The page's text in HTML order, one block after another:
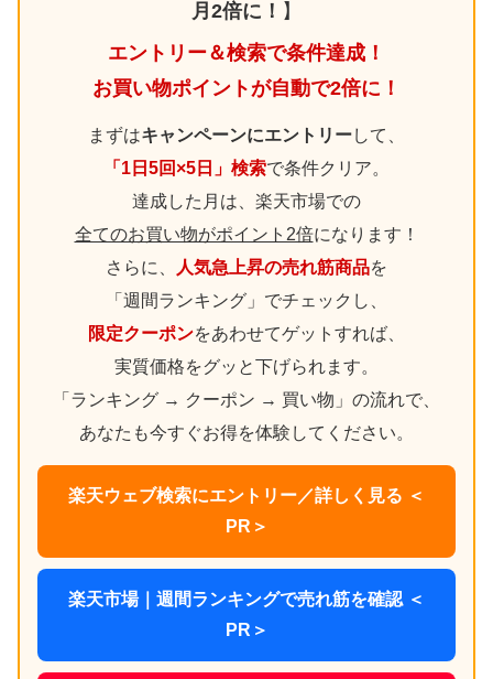
月2倍に！ 】
エントリー＆検索で条件達成！
お買い物ポイントが自動で2倍に！
まずはキャンペーンにエントリーして、
「1日5回×5日」検索で条件クリア。
達成した月は、楽天市場での
全てのお買い物がポイント2倍になります！
さらに、
人気急上昇の売れ筋商品を
「週間ランキング」でチェックし、
限定クーポンをあわせてゲットすれば、
実質価格をグッと下げられます。
「ランキング → クーポン → 買い物」の流れで、
あなたも今すぐお得を体験してください。
楽天ウェブ検索にエントリー／詳しく見る ＜
PR＞
楽天市場｜週間ランキングで売れ筋を確認 ＜
PR＞